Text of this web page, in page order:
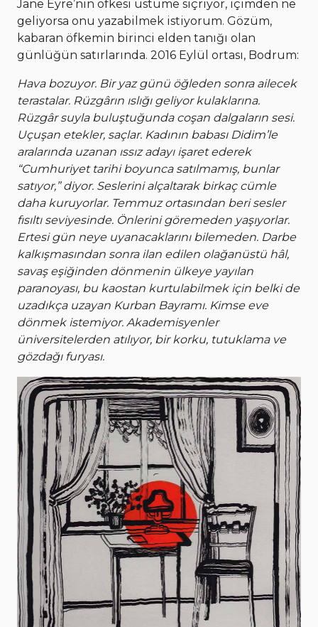
Jane Eyre’nin öfkesi üstüme sıçrıyor, içimden ne
geliyorsa onu yazabilmek istiyorum. Gözüm,
kabaran öfkemin birinci elden tanığı olan
günlüğün satırlarında. 2016 Eylül ortası, Bodrum:
Hava bozuyor. Bir yaz günü öğleden sonra ailecek
terastalar. Rüzgârın ıslığı geliyor kulaklarına.
Rüzgâr suyla buluştuğunda coşan dalgaların sesi.
Uçuşan etekler, saçlar. Kadının babası Didim’le
aralarında uzanan ıssız adayı işaret ederek
“Cumhuriyet tarihi boyunca satılmamış, bunlar
satıyor,” diyor. Seslerini alçaltarak birkaç cümle
daha kuruyorlar. Temmuz ortasından beri sesler
fısıltı seviyesinde. Önlerini göremeden yaşıyorlar.
Ertesi gün neye uyanacaklarını bilemeden. Darbe
kalkışmasından sonra ilan edilen olağanüstü hâl,
savaş eşiğinden dönmenin ülkeye yayılan
paranoyası, bu kaostan kurtulabilmek için belki de
uzadıkça uzayan Kurban Bayramı. Kimse eve
dönmek istemiyor. Akademisyenler
üniversitelerden atılıyor, bir korku, tutuklama ve
gözdağı furyası.